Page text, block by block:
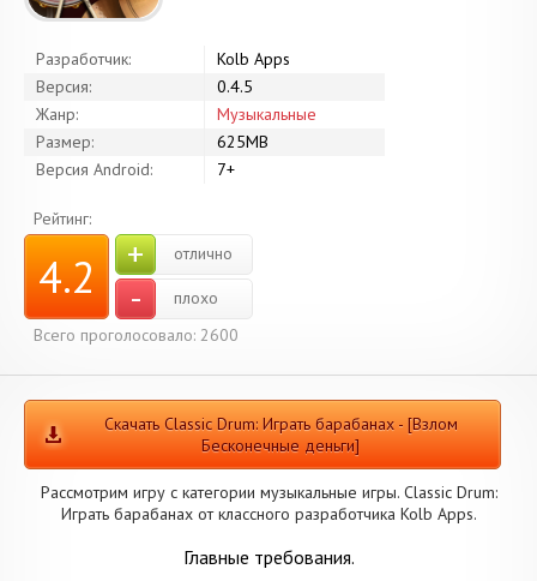
Разработчик:
Kolb Apps
Версия:
0.4.5
Жанр:
Музыкальные
Размер:
625MB
Версия Android:
7+
Рейтинг:
4.2 + отлично
-
плохо
Всего проголосовало: 2600
Скачать Classic Drum: Играть барабанах - [Взлом
Бесконечные деньги]
Рассмотрим игру с категории музыкальные игры. Classic Drum:
Играть барабанах от классного разработчика Kolb Apps.
Главные требования.